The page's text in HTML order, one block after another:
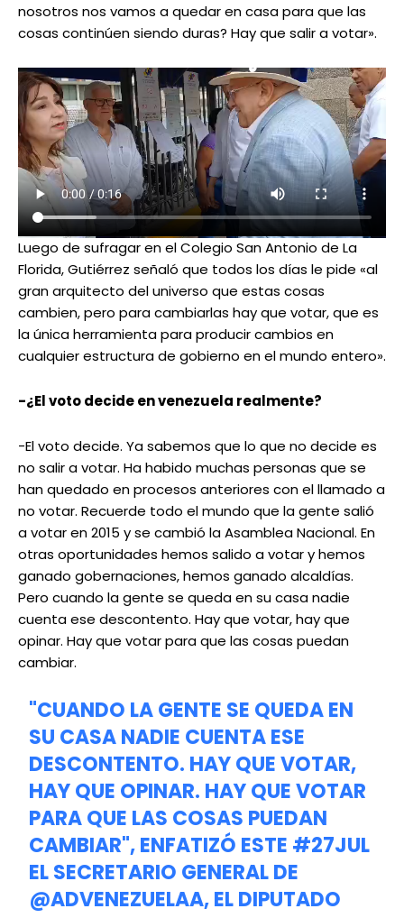
nosotros nos vamos a quedar en casa para que las
cosas continúen siendo duras? Hay que salir a votar».
Luego de sufragar en el Colegio San Antonio de La
Florida, Gutiérrez señaló que todos los días le pide «al
gran arquitecto del universo que estas cosas
cambien, pero para cambiarlas hay que votar, que es
la única herramienta para producir cambios en
cualquier estructura de gobierno en el mundo entero».
-¿El voto decide en venezuela realmente?
-El voto decide. Ya sabemos que lo que no decide es
no salir a votar. Ha habido muchas personas que se
han quedado en procesos anteriores con el llamado a
no votar. Recuerde todo el mundo que la gente salió
a votar en 2015 y se cambió la Asamblea Nacional. En
otras oportunidades hemos salido a votar y hemos
ganado gobernaciones, hemos ganado alcaldías.
Pero cuando la gente se queda en su casa nadie
cuenta ese descontento. Hay que votar, hay que
opinar. Hay que votar para que las cosas puedan
cambiar.
"CUANDO LA GENTE SE QUEDA EN
SU CASA NADIE CUENTA ESE
DESCONTENTO. HAY QUE VOTAR,
HAY QUE OPINAR. HAY QUE VOTAR
PARA QUE LAS COSAS PUEDAN
CAMBIAR", ENFATIZÓ ESTE #27JUL
EL SECRETARIO GENERAL DE
@ADVENEZUELAA, EL DIPUTADO